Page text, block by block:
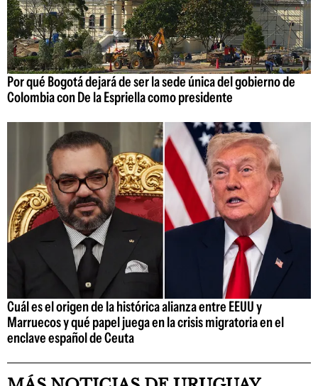
Por qué Bogotá dejará de ser la sede única del gobierno de
Colombia con De la Espriella como presidente
Cuál es el origen de la histórica alianza entre EEUU y
Marruecos y qué papel juega en la crisis migratoria en el
enclave español de Ceuta